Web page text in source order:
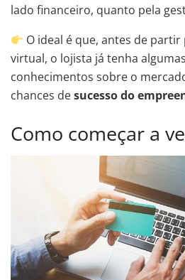
lado financeiro, quanto pela
O ideal é que, antes de
virtual, o lojista já tenha
conhecimentos sobre o
chances desucesso do
Como começar a